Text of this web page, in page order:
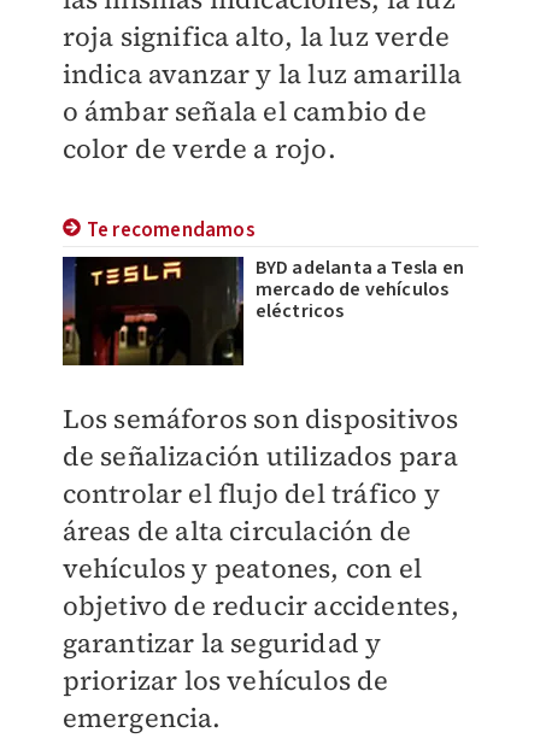
roja significa alto, la luz verde
indica avanzar y la luz amarilla
o ámbar señala el cambio de
color de verde a rojo.
Te recomendamos
BYD adelanta a Tesla en
mercado de vehículos
eléctricos
Los semáforos son dispositivos
de señalización utilizados para
controlar el flujo del tráfico y
áreas de alta circulación de
vehículos y peatones, con el
objetivo de reducir accidentes,
garantizar la seguridad y
priorizar los vehículos de
emergencia.